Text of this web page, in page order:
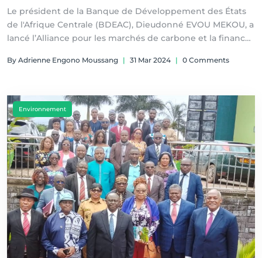
Le président de la Banque de Développement des États
de l'Afrique Centrale (BDEAC), Dieudonné EVOU MEKOU, a
lancé l’Alliance pour les marchés de carbone et la finance
de l'action climatique du 23 au 25 janvier 2024 au
By Adrienne Engono Moussang | 31 Mar 2024 | 0 Comments
Environnement